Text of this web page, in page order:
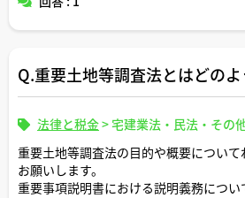
Q.重要土地等調査法とはどの
法律と税金>宅建業法・民法・その
重要土地等調査法の目的や概要につい
お願いします。
重要事項説明書における説明義務につ